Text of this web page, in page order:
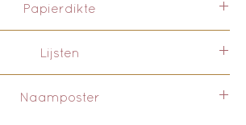
voorraad over en supporten wij
omgeving. De lijsten worden per
dagen.
formaat, neemcontactmet ons op.
Papierdikte
Lijsten
in Duitsland geproduceerd. Ze worden
Naamposter